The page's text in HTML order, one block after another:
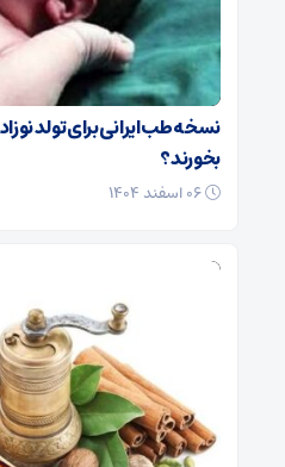
نسخه طب ایرانی برای تولد
بخورند؟